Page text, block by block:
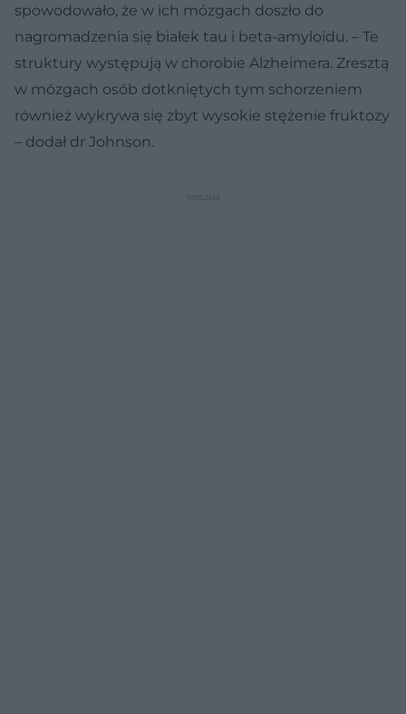
spowodowało, że w ich mózgach doszło do
nagromadzenia się białek tau i beta-amyloidu. – Te
struktury występują w chorobie Alzheimera. Zresztą
w mózgach osób dotkniętych tym schorzeniem
również wykrywa się zbyt wysokie stężenie fruktozy
– dodał dr Johnson.